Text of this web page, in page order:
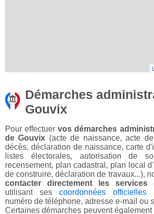
Démarches
Gouvix
Pour effectuervos démarches
de Gouvix (acte de naissance, acte
décès, déclaration de naissance, carte
listes électorales, autorisation de
recensement, plan cadastral, plan local
de construire, déclaration de travaux...),
contacter directement les
utilisant ses coordonnées officielles
numéro de téléphone, adresse e-mail ou
Certaines démarches peuvent